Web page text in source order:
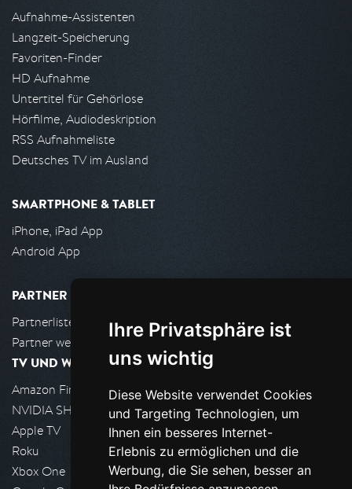
Ihre Privatsphäre ist
uns wichtig
Diese Website verwendet Cookies
und Targeting Technologien, um
Ihnen ein besseres Internet-
Erlebnis zu ermöglichen und die
Werbung, die Sie sehen, besser an
Aufnahme-Assistenten
Langzeit-Speicherung
Favoriten-Finder
HD Aufnahme
Untertitel für Gehörlose
Hörfilme, Audiodeskription
RSS Aufnahmeliste
Deutsches TV im Ausland
SMARTPHONE & TABLET
iPhone, iPad App
Android App
PARTNER
Partnerliste
Partner werden
TV UND WOHNZIMMER
Amazon FireTV
NVIDIA SHIELD, Google TV
Apple TV
Roku
Xbox One